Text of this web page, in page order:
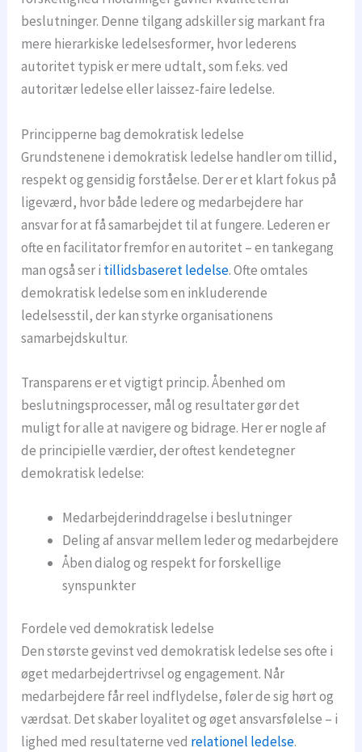
beslutninger. Denne tilgang adskiller sig markant fra
mere hierarkiske ledelsesformer, hvor lederens
autoritet typisk er mere udtalt, som f.eks. ved
autoritær ledelse eller laissez-faire ledelse.
Principperne bag demokratisk ledelse
Grundstenene i demokratisk ledelse handler om tillid,
respekt og gensidig forståelse. Der er et klart fokus på
ligeværd, hvor både ledere og medarbejdere har
ansvar for at få samarbejdet til at fungere. Lederen er
ofte en facilitator fremfor en autoritet – en tankegang
man også ser i tillidsbaseret ledelse. Ofte omtales
demokratisk ledelse som en inkluderende
ledelsesstil, der kan styrke organisationens
samarbejdskultur.
Transparens er et vigtigt princip. Åbenhed om
beslutningsprocesser, mål og resultater gør det
muligt for alle at navigere og bidrage. Her er nogle af
de principielle værdier, der oftest kendetegner
demokratisk ledelse:
Medarbejderinddragelse i beslutninger
Deling af ansvar mellem leder og medarbejdere
Åben dialog og respekt for forskellige
synspunkter
Fordele ved demokratisk ledelse
Den største gevinst ved demokratisk ledelse ses ofte i
øget medarbejdertrivsel og engagement. Når
medarbejdere får reel indflydelse, føler de sig hørt og
værdsat. Det skaber loyalitet og øget ansvarsfølelse – i
lighed med resultaterne ved relationel ledelse.